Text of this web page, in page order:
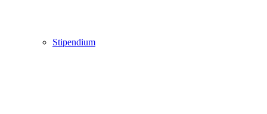
Stipendium